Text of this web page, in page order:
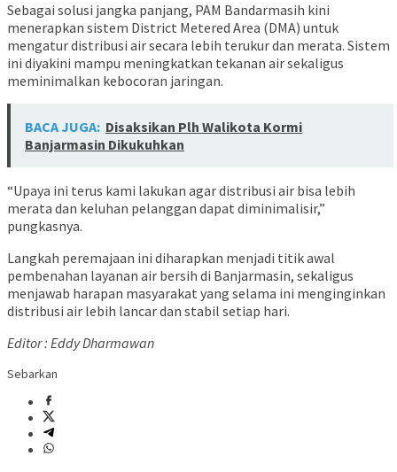
Sebagai solusi jangka panjang, PAM Bandarmasih kini
menerapkan sistem District Metered Area (DMA) untuk
mengatur distribusi air secara lebih terukur dan merata. Sistem
ini diyakini mampu meningkatkan tekanan air sekaligus
meminimalkan kebocoran jaringan.
BACA JUGA: Disaksikan Plh Walikota Kormi
Banjarmasin Dikukuhkan
“Upaya ini terus kami lakukan agar distribusi air bisa lebih
merata dan keluhan pelanggan dapat diminimalisir,”
pungkasnya.
Langkah peremajaan ini diharapkan menjadi titik awal
pembenahan layanan air bersih di Banjarmasin, sekaligus
menjawab harapan masyarakat yang selama ini menginginkan
distribusi air lebih lancar dan stabil setiap hari.
Editor : Eddy Dharmawan
Sebarkan